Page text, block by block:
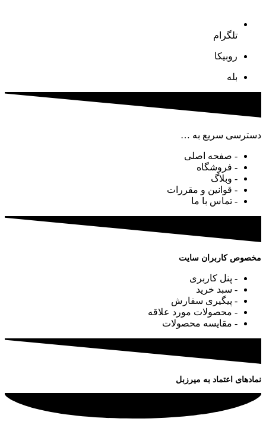
تلگرام
روبیکا
بله
دسترسی سریع به …
- صفحه اصلی
- فروشگاه
- وبلاگ
- قوانین و مقررات
- تماس با ما
مخصوص کاربران سایت
- پنل کاربری
- سبد خرید
- پیگیری سفارش
- محصولات مورد علاقه
- مقایسه محصولات
نمادهای اعتماد به میرزبل